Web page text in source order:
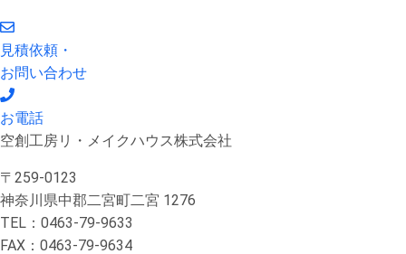
見積依頼・
お問い合わせ
お電話
空創工房リ・メイクハウス株式会社
〒259-0123
神奈川県中郡二宮町二宮 1276
TEL：0463-79-9633
FAX：0463-79-9634